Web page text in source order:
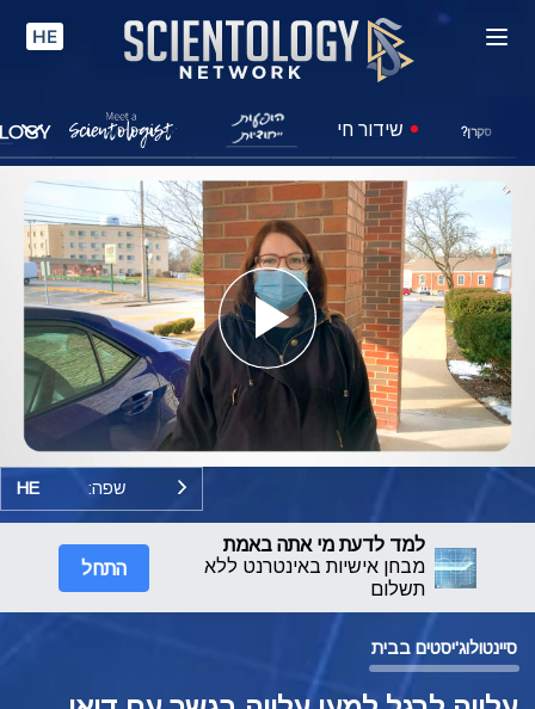
HE
סקרן? שידור חי
Play
Video
שפה: HE
למד לדעת מי אתה באמת
מבחן אישיות באינטרנט ללא
תשלום
התחל
סיינטולוג'יסטים בבית